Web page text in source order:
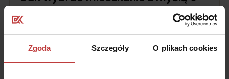
Zgoda Szczegóły O plikach cookies
pracy zdalnej?
Czytaj dalej